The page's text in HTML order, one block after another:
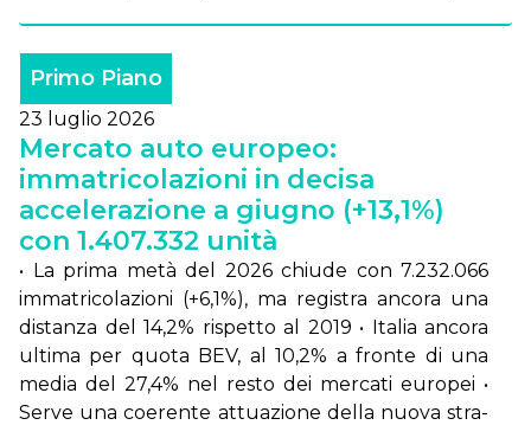
Primo Piano
23 luglio 2026
Mercato auto europeo:
immatricolazioni in decisa
accelerazione a giugno (+13,1%)
con 1.407.332 unità
• La pri­ma me­tà del 2026 chiu­de con 7.232.066
im­ma­tri­co­la­zio­ni (+6,1%), ma re­gi­stra an­co­ra una
di­stan­za del 14,2% ri­spet­to al 2019 • Ita­lia an­co­ra
ul­ti­ma per quo­ta BEV, al 10,2% a fron­te di una
me­dia del 27,4% nel re­sto dei mer­ca­ti eu­ro­pei •
Ser­ve una coe­ren­te at­tua­zio­ne del­la nuo­va stra­